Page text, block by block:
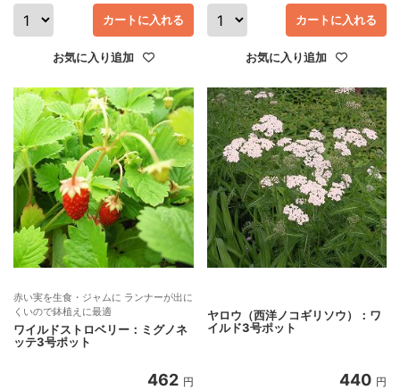
カートに入れる
お気に入り追加
カートに入れる
お気に入り追加
赤い実を生食・ジャムに ランナーが出に
くいので鉢植えに最適
ワイルドストロベリー：ミグノネ
ッテ3号ポット
462 円
ヤロウ（西洋ノコギリソウ）：ワ
イルド3号ポット
440 円